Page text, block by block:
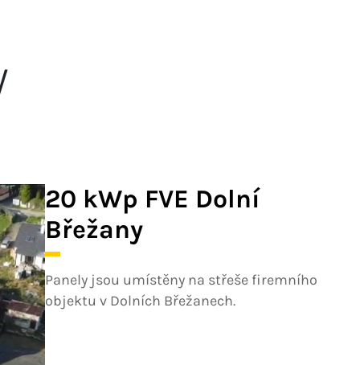
20 kWp FVE Dolní
Břežany
Panely jsou umístěny na střeše firemního
objektu v Dolních Břežanech.